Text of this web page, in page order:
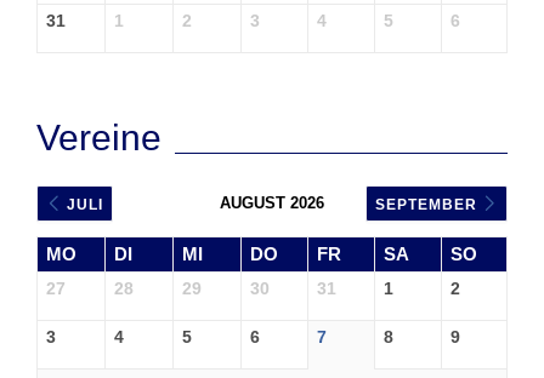
31 1 2 3 4 5 6
Vereine
JULI AUGUST 2026 SEPTEMBER
MO DI MI DO FR SA SO
27 28 29 30 31 1 2
3 4 5 6 7 8 9